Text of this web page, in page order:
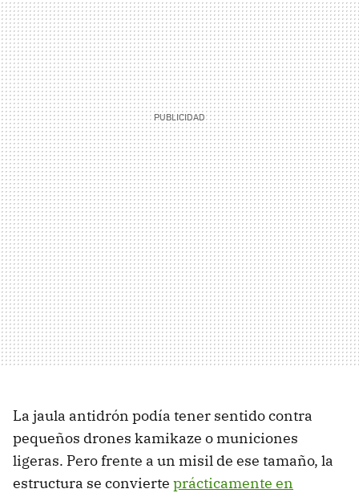
La jaula antidrón podía tener sentido contra
pequeños drones kamikaze o municiones
ligeras. Pero frente a un misil de ese tamaño, la
estructura se convierte prácticamente en